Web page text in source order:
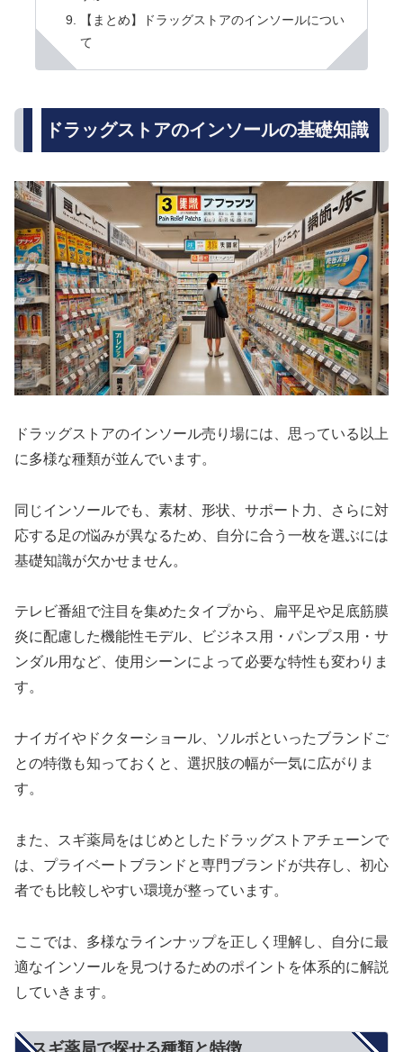
【まとめ】ドラッグストアのインソールについ
て
ドラッグストアのインソールの基礎知識
ドラッグストアのインソール売り場には、思っている以上
に多様な種類が並んでいます。
同じインソールでも、素材、形状、サポート力、さらに対
応する足の悩みが異なるため、自分に合う一枚を選ぶには
基礎知識が欠かせません。
テレビ番組で注目を集めたタイプから、扁平足や足底筋膜
炎に配慮した機能性モデル、ビジネス用・パンプス用・サ
ンダル用など、使用シーンによって必要な特性も変わりま
す。
ナイガイやドクターショール、ソルボといったブランドご
との特徴も知っておくと、選択肢の幅が一気に広がりま
す。
また、スギ薬局をはじめとしたドラッグストアチェーンで
は、プライベートブランドと専門ブランドが共存し、初心
者でも比較しやすい環境が整っています。
ここでは、多様なラインナップを正しく理解し、自分に最
適なインソールを見つけるためのポイントを体系的に解説
していきます。
スギ薬局で探せる種類と特徴